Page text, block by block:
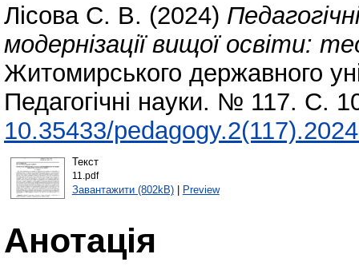
Лісова С. В. (2024)
модернізації вищої освіти:
Житомирського державного
Педагогічні науки. № 117. С.
10.35433/
Текст
11.pdf
Завантажити (802kB)| Preview
Анотація